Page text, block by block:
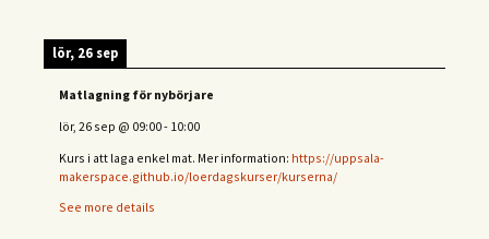
lör, 26 sep
Matlagning för nybörjare
lör, 26 sep @ 09:00- 10:00
Kurs i att laga enkel mat. Mer information: https://uppsala-
makerspace.github.io/loerdagskurser/kurserna/
See more details